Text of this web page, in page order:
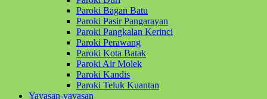
Paroki Bagan Batu
Paroki Pasir Pangarayan
Paroki Pangkalan Kerinci
Paroki Perawang
Paroki Kota Batak
Paroki Air Molek
Paroki Kandis
Paroki Teluk Kuantan
Yayasan-yayasan